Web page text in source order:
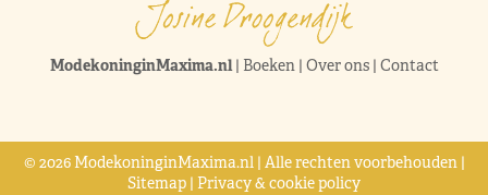
ModekoninginMaxima.nl| Boeken| Over ons| Contact
© 2026 ModekoninginMaxima.nl | Alle rechten voorbehouden |
Sitemap | Privacy & cookie policy